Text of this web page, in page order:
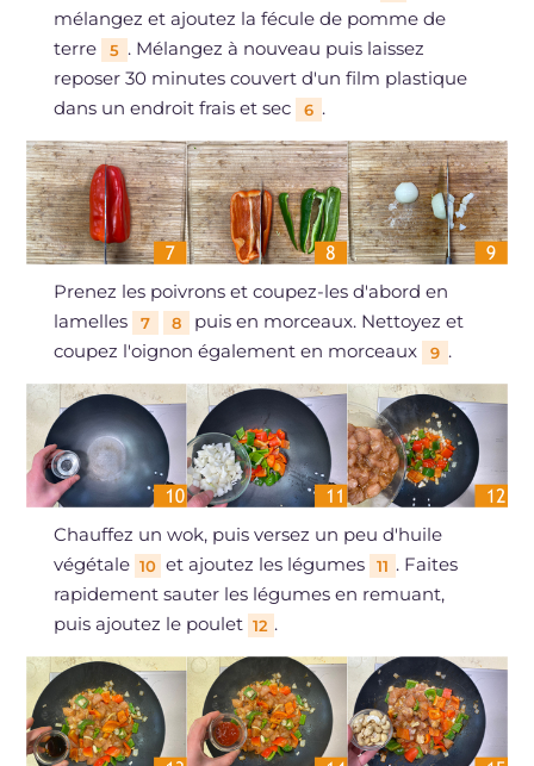
mélangez et ajoutez la fécule de pomme de
terre
5 . Mélangez à nouveau puis laissez
reposer 30 minutes couvert d'un film plastique
dans un endroit frais et sec
6 .
Prenez les poivrons et coupez-les d'abord en
lamelles
7 8
puis en morceaux. Nettoyez et
coupez l'oignon également en morceaux
9 .
Chauffez un wok, puis versez un peu d'huile
végétale 10 et ajoutez les légumes 11 . Faites
rapidement sauter les légumes en remuant,
puis ajoutez le poulet 12 .